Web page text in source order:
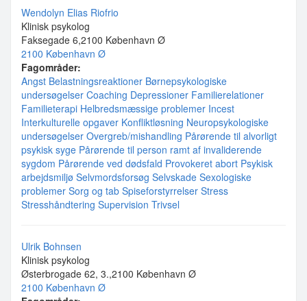
Wendolyn Elias Riofrio
Klinisk psykolog
Faksegade 6,2100 København Ø
2100 København Ø
Fagområder:
Angst Belastningsreaktioner Børnepsykologiske
undersøgelser Coaching Depressioner Familierelationer
Familieterapi Helbredsmæssige problemer Incest
Interkulturelle opgaver Konfliktløsning Neuropsykologiske
undersøgelser Overgreb/mishandling Pårørende til alvorligt
psykisk syge Pårørende til person ramt af invaliderende
sygdom Pårørende ved dødsfald Provokeret abort Psykisk
arbejdsmiljø Selvmordsforsøg Selvskade Sexologiske
problemer Sorg og tab Spiseforstyrrelser Stress
Stresshåndtering Supervision Trivsel
Ulrik Bohnsen
Klinisk psykolog
Østerbrogade 62, 3.,2100 København Ø
2100 København Ø